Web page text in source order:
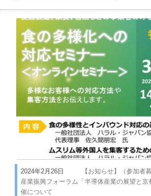
2024年2月26日
【お知らせ】（参加者
産業振興フォーラム「半導体産業の展望と京
催について